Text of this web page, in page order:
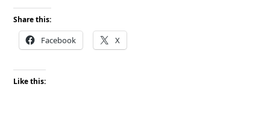
Share this:
Facebook X
Like this: